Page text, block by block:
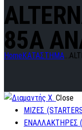
85A
Home ΚΑΤΑΣΤΗΜΑ...
Close
ΜΙΖΕΣ
ΕΝΑΛΛΑΚΤΗΡΕΣ